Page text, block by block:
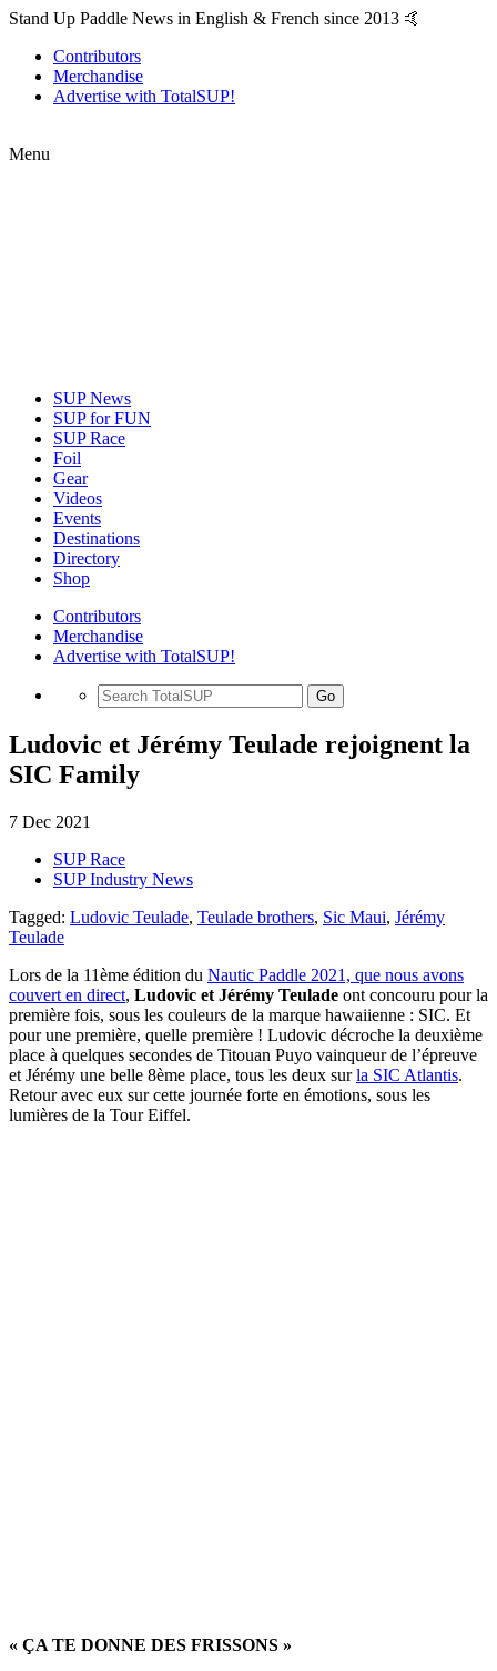
Stand Up Paddle News in English & French since 2013 🤙
Contributors
Merchandise
Advertise with TotalSUP!
Menu
SUP News
SUP for FUN
SUP Race
Foil
Gear
Videos
Events
Destinations
Directory
Shop
Contributors
Merchandise
Advertise with TotalSUP!
Go
Ludovic et Jérémy Teulade rejoignent la
SIC Family
7 Dec 2021
SUP Race
SUP Industry News
Tagged: Ludovic Teulade, Teulade brothers, Sic Maui, Jérémy
Teulade
Lors de la 11ème édition du Nautic Paddle 2021, que nous avons
couvert en direct, Ludovic et Jérémy Teulade ont concouru pour la
première fois, sous les couleurs de la marque hawaiienne : SIC. Et
pour une première, quelle première ! Ludovic décroche la deuxième
place à quelques secondes de Titouan Puyo vainqueur de l’épreuve
et Jérémy une belle 8ème place, tous les deux surla SIC Atlantis.
Retour avec eux sur cette journée forte en émotions, sous les
lumières de la Tour Eiffel.
« ÇA TE DONNE DES FRISSONS »